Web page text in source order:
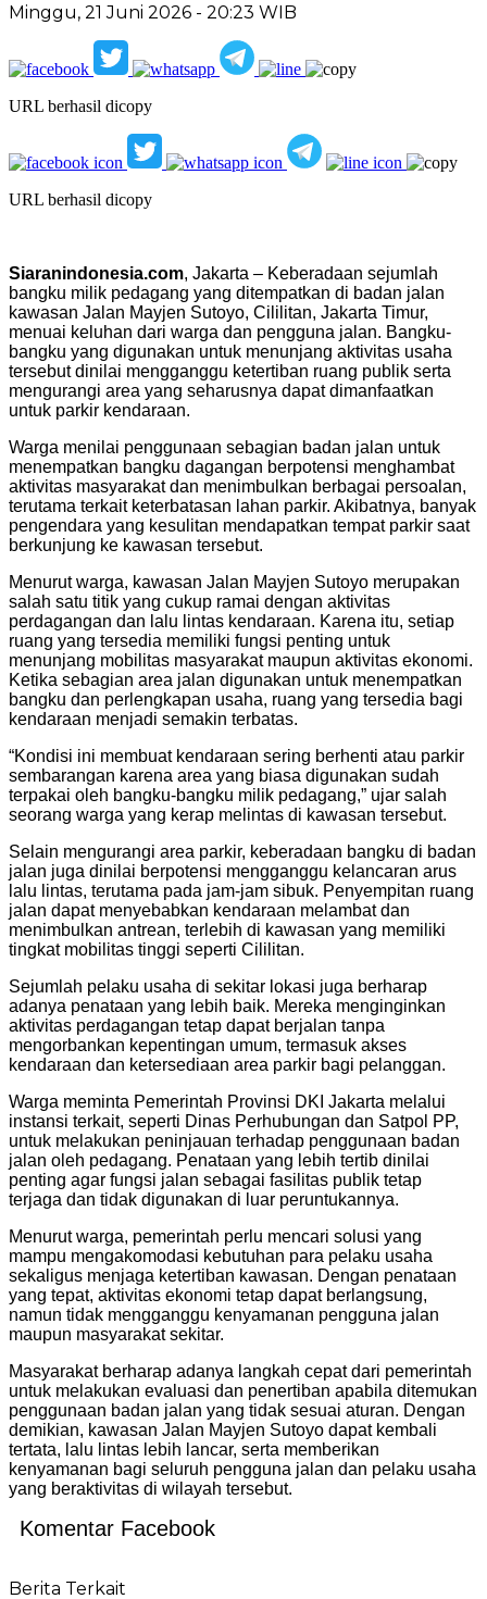
Minggu, 21 Juni 2026 - 20:23 WIB
URL berhasil dicopy
URL berhasil dicopy
Siaranindonesia.com, Jakarta – Keberadaan sejumlah
bangku milik pedagang yang ditempatkan di badan jalan
kawasan Jalan Mayjen Sutoyo, Cililitan, Jakarta Timur,
menuai keluhan dari warga dan pengguna jalan. Bangku-
bangku yang digunakan untuk menunjang aktivitas usaha
tersebut dinilai mengganggu ketertiban ruang publik serta
mengurangi area yang seharusnya dapat dimanfaatkan
untuk parkir kendaraan.
Warga menilai penggunaan sebagian badan jalan untuk
menempatkan bangku dagangan berpotensi menghambat
aktivitas masyarakat dan menimbulkan berbagai persoalan,
terutama terkait keterbatasan lahan parkir. Akibatnya, banyak
pengendara yang kesulitan mendapatkan tempat parkir saat
berkunjung ke kawasan tersebut.
Menurut warga, kawasan Jalan Mayjen Sutoyo merupakan
salah satu titik yang cukup ramai dengan aktivitas
perdagangan dan lalu lintas kendaraan. Karena itu, setiap
ruang yang tersedia memiliki fungsi penting untuk
menunjang mobilitas masyarakat maupun aktivitas ekonomi.
Ketika sebagian area jalan digunakan untuk menempatkan
bangku dan perlengkapan usaha, ruang yang tersedia bagi
kendaraan menjadi semakin terbatas.
“Kondisi ini membuat kendaraan sering berhenti atau parkir
sembarangan karena area yang biasa digunakan sudah
terpakai oleh bangku-bangku milik pedagang,” ujar salah
seorang warga yang kerap melintas di kawasan tersebut.
Selain mengurangi area parkir, keberadaan bangku di badan
jalan juga dinilai berpotensi mengganggu kelancaran arus
lalu lintas, terutama pada jam-jam sibuk. Penyempitan ruang
jalan dapat menyebabkan kendaraan melambat dan
menimbulkan antrean, terlebih di kawasan yang memiliki
tingkat mobilitas tinggi seperti Cililitan.
Sejumlah pelaku usaha di sekitar lokasi juga berharap
adanya penataan yang lebih baik. Mereka menginginkan
aktivitas perdagangan tetap dapat berjalan tanpa
mengorbankan kepentingan umum, termasuk akses
kendaraan dan ketersediaan area parkir bagi pelanggan.
Warga meminta Pemerintah Provinsi DKI Jakarta melalui
instansi terkait, seperti Dinas Perhubungan dan Satpol PP,
untuk melakukan peninjauan terhadap penggunaan badan
jalan oleh pedagang. Penataan yang lebih tertib dinilai
penting agar fungsi jalan sebagai fasilitas publik tetap
terjaga dan tidak digunakan di luar peruntukannya.
Menurut warga, pemerintah perlu mencari solusi yang
mampu mengakomodasi kebutuhan para pelaku usaha
sekaligus menjaga ketertiban kawasan. Dengan penataan
yang tepat, aktivitas ekonomi tetap dapat berlangsung,
namun tidak mengganggu kenyamanan pengguna jalan
maupun masyarakat sekitar.
Masyarakat berharap adanya langkah cepat dari pemerintah
untuk melakukan evaluasi dan penertiban apabila ditemukan
penggunaan badan jalan yang tidak sesuai aturan. Dengan
demikian, kawasan Jalan Mayjen Sutoyo dapat kembali
tertata, lalu lintas lebih lancar, serta memberikan
kenyamanan bagi seluruh pengguna jalan dan pelaku usaha
yang beraktivitas di wilayah tersebut.
Komentar Facebook
Berita Terkait